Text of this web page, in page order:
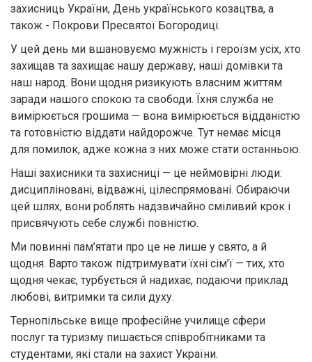
захисниць України, День українського козацтва, а
також - Покрови Пресвятої Богородиці.
У цей день ми вшановуємо мужність і героїзм усіх, хто
захищав та захищає нашу державу, наші домівки та
наш народ. Вони щодня ризикують власним життям
заради нашого спокою та свободи. Їхня служба не
вимірюється грошима — вона вимірюється відданістю
та готовністю віддати найдорожче. Тут немає місця
для помилок, адже кожна з них може стати останньою.
Наші захисники та захисниці — це неймовірні люди:
дисципліновані, відважні, цілеспрямовані. Обираючи
цей шлях, вони роблять надзвичайно сміливий крок і
присвячують себе службі повністю.
Ми повинні пам’ятати про це не лише у свято, а й
щодня. Варто також підтримувати їхні сім’ї — тих, хто
щодня чекає, турбується й надихає, подаючи приклад
любові, витримки та сили духу.
Тернопільське вище професійне училище сфери
послуг та туризму пишається співробітниками та
студентами, які стали на захист України.